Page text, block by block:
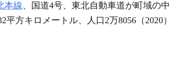
本線、国道4号、東北自動車道が町域の
方キロメートル、人口2万8056（2020）